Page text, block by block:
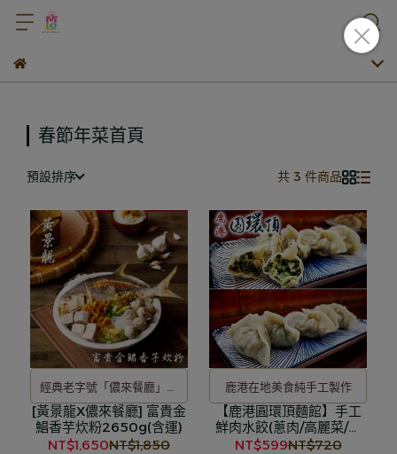
春節年菜首頁
預設排序 共 3 件商品
經典老字號「儂來餐廳」招
牌菜
[黃景龍X儂來餐廳] 富貴金
鯧香芋炊粉2650g(含運)
NT$1,650NT$1,850
鹿港在地美食純手工製作
【鹿港圓環頂麵館】手工
鮮肉水餃(蔥肉/高麗菜/韭
菜)(含運)
NT$599NT$720